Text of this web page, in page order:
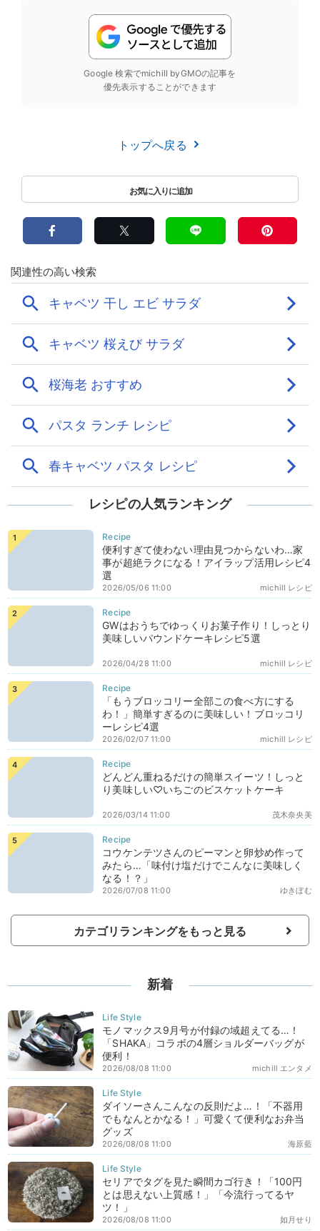
Google 検索でmichill byGMOの記事を
優先表示することができます
トップへ戻る
レシピの人気ランキング
便利すぎて使わない理由見つからないわ…家
事が超絶ラクになる！アイラップ活用レシピ4
選
michill レシピ
2026/05/06 11:00
GWはおうちでゆっくりお菓子作り！しっとり
美味しいパウンドケーキレシピ5選
michill レシピ
2026/04/28 11:00
「もうブロッコリー全部この食べ方にする
わ！」簡単すぎるのに美味しい！ブロッコリ
ーレシピ4選
michill レシピ
2026/02/07 11:00
どんどん重ねるだけの簡単スイーツ！しっと
り美味しい♡いちごのビスケットケーキ
茂木奈央美
2026/03/14 11:00
コウケンテツさんのピーマンと卵炒め作って
みたら…「味付け塩だけでこんなに美味しく
なる！？」
ゆきぼむ
2026/07/08 11:00
カテゴリランキングをもっと見る
新着
モノマックス9月号が付録の域超えてる…！
「SHAKA」コラボの4層ショルダーバッグが
便利！
michill エンタメ
2026/08/08 11:00
ダイソーさんこんなの反則だよ…！「不器用
でもなんとかなる！」可愛くて便利なお弁当
グッズ
海原藍
2026/08/08 11:00
セリアでタグを見た瞬間カゴ行き！「100円
とは思えない上質感！」「今流行ってるヤ
ツ！」
如月せり
2026/08/08 11:00